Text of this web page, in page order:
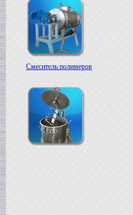
Смеситель полимеров